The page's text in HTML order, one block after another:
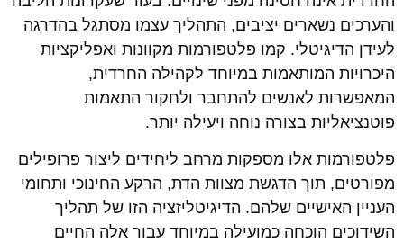
והערכים נשארים יציבים, התהליך עצמו מסתגל בהדרגה
לעידן הדיגיטלי. קמו פלטפורמות מקוונות ואפליקציות
היכרויות המותאמות במיוחד לקהילה החרדית,
המאפשרות לאנשים להתחבר ולחקור התאמות
פוטנציאליות בצורה נוחה ויעילה יותר.
פלטפורמות אלו מספקות מרחב ליחידים ליצור פרופילים
מפורטים, תוך הדגשת מצוות הדת, הרקע החינוכי ותחומי
העניין האישיים שלהם. הדיגיטליזציה הזו של תהליך
השידוכים הוכחה כמועילה במיוחד עבור אלה החיים